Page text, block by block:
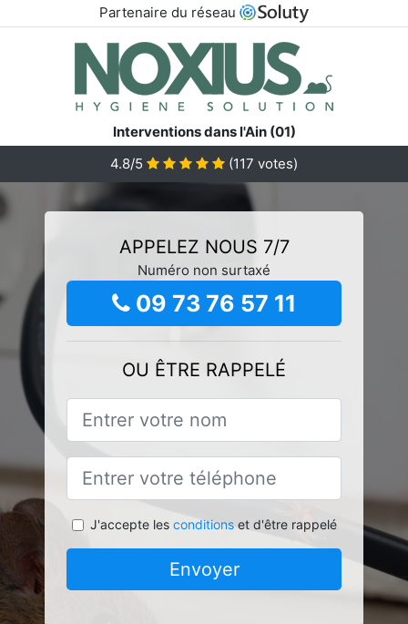
Partenaire du réseau
Interventions dans l'Ain (01)
4.8/5
(117 votes)
APPELEZ NOUS 7/7
Numéro non surtaxé
09 73 76 57 11
OU ÊTRE RAPPELÉ
J'accepte les conditionset d'être rappelé
Envoyer